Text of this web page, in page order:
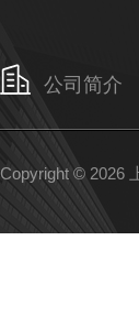
公司简介
Copyright © 2026